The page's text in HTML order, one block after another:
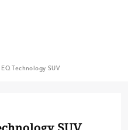
Technology SUV